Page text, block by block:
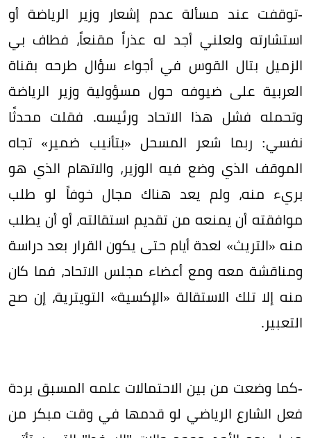
-توقفت عند مسألة عدم إشعار وزير الرياضة أو
استشارته ولعلني أجد له عذراً مقنعاً، فطاف بي
الزميل بتال القوس في أجواء سؤال طرحه بقناة
العربية على ضيوفه حول مسؤولية وزير الرياضة
وتحمله فشل هذا الاتحاد ورئيسه. فقلت محدثًا
نفسي: ربما شعر المسحل «بتأنيب ضمير» تجاه
الموقف الذي وضع فيه الوزير، والاتهام الذي هو
بريء منه، ولم يعد هناك مجال خوفاً لو طلب
موافقته أن يمنعه من تقديم استقالته، أو أن يطلب
منه «التريث» لعدة أيام حتى يكون القرار بعد دراسة
ومناقشة معه ومع أعضاء مجلس الاتحاد، فما كان
منه إلا تلك الاستقالة «الإكسية» التويترية، إن صح
التعبير.
-كما وضعت من بين الاحتمالات علمه المسبق بردة
فعل الشارع الرياضي لو قدمها في وقت مبكر من